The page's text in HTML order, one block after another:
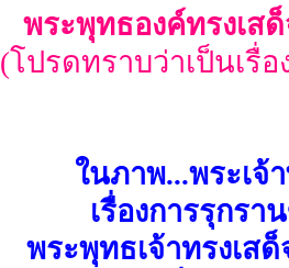
พระพุทธองค์ทรงเส
(โปรดทราบว่าเป็นเรื่
ในภาพ...พระเจ้
เรื่องการรุกร
พระพุทธเจ้าทรงเส